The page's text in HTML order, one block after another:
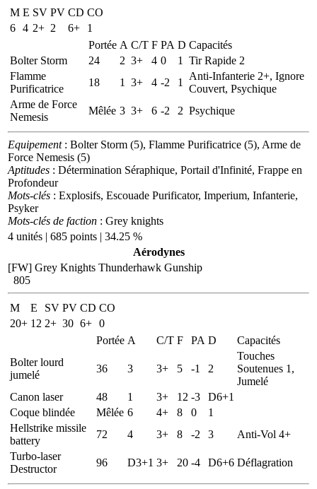
M E SV PV CD CO
6 4 2+ 2 6+
1
Portée A C/T F PA D Capacités
Bolter Storm
24 2 3+ 4 0 1
Tir Rapide 2
Flamme
Purificatrice
18 1 3+ 4 -2 1
Anti-Infanterie 2+, Ignore
Couvert, Psychique
Arme de Force
Nemesis
Mêlée 3 3+ 6 -2 2 Psychique
Equipement: Bolter Storm (5), Flamme Purificatrice (5), Arme de
Force Nemesis (5)
Aptitudes : Détermination Séraphique, Portail d'Infinité, Frappe en
Profondeur
Mots-clés : Explosifs, Escouade Purificator, Imperium, Infanterie,
Psyker
Mots-clés de faction : Grey knights
4 unités | 685 points | 34.25 %
Aérodynes
[FW] Grey Knights Thunderhawk Gunship
805
M E SV PV CD CO
20+ 12 2+ 30 6+ 0
Portée A C/T F PA D
Capacités
Bolter lourd
jumelé
36 3 3+ 5 -1 2
Touches
Soutenues 1,
Jumelé
Canon laser
48 1 3+ 12 -3
D6+1
Coque blindée
Mêlée 6 4+ 8 0
1
Hellstrike missile
battery
72 4 3+ 8 -2 3
Anti-Vol 4+
Turbo-laser
Destructor
96 D3+1 3+ 20 -4 D6+6 Déflagration